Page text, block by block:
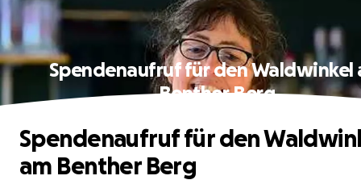
Spendenaufruf für den Waldwinkel
Benther Berg
Spendenaufruf für den
am Benther Berg